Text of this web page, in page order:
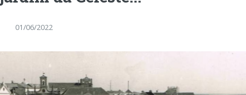
01/06/2022